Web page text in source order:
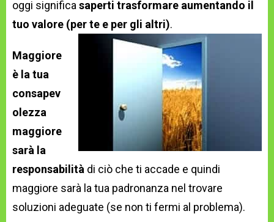
oggi significa saperti trasformare aumentando il
tuo valore (per te e per gli altri).
Maggiore
è la tua
consapev
olezza
maggiore
sarà la
responsabilità di ciò che ti accade e quindi
maggiore sarà la tua padronanza nel trovare
soluzioni adeguate (se non ti fermi al problema).